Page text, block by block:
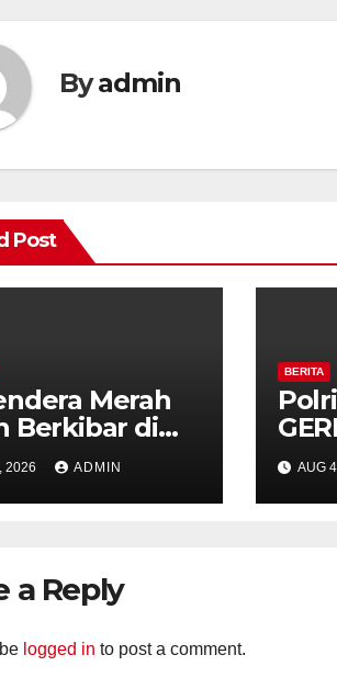
Byadmin
Post
Merah
Berkibar di
Semarang,
Timpik Hadiri
2026 ADMIN
BERITA
AUG
a Reply
logged in to post a comment.